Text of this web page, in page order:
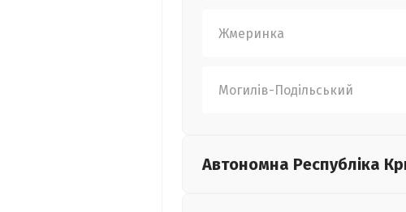
Жмеринка
Могилів-Подільський
Автономна Республіка